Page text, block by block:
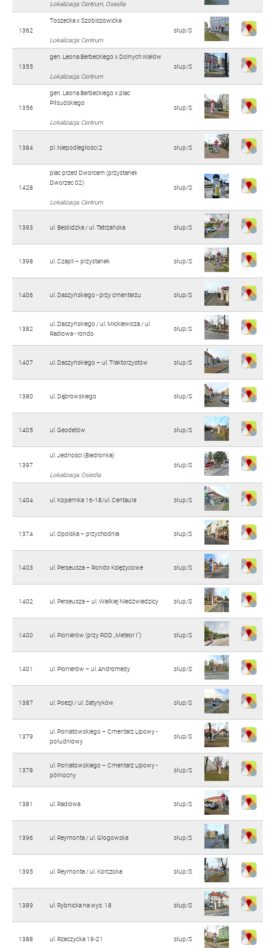
Lokalizacja: Centrum, Osiedla
1362
Toszecka x Szobiszowicka
Lokalizacja: Centrum
słup/S
1355
gen. Leona Berbeckiego x Dolnych Wałów
Lokalizacja: Centrum
słup/S
1356
gen. Leona Berbeckiego x plac
Piłsudskiego
Lokalizacja: Centrum
słup/S
1384 pl. Niepodległości 2 słup/S
1428
plac przed Dworcem (przystanek
Dworzec 02)
Lokalizacja: Centrum
słup/S
1393 ul. Beskidzka / ul. Tatrzańska słup/S
1398 ul. Czapli – przystanek słup/S
1406 ul. Daszyńskiego - przy cmentarzu słup/S
1382
ul. Daszyńskiego / ul. Mickiewicza / ul.
Radiowa - rondo
słup/S
1407 ul. Daszyńskiego – ul. Traktorzystów słup/S
1380 ul. Dąbrowskiego słup/S
1405 ul. Geodetów słup/S
1397
ul. Jedności (Biedronka)
Lokalizacja: Osiedla
słup/S
1404 ul. Kopernika 16-18/ul. Centaura słup/S
1374 ul. Opolska – przychodnia słup/S
1403 ul. Perseusza – Rondo Księżycowe słup/S
1402 ul. Perseusza – ul. Wielkiej Niedźwiedzicy słup/S
1400 ul. Pionierów (przy ROD „Meteor I”) słup/S
1401 ul. Pionierów – ul. Andromedy słup/S
1387 ul. Poezji / ul. Satyryków słup/S
1379
ul. Poniatowskiego – Cmentarz Lipowy -
południowy
słup/S
1378
ul. Poniatowskiego – Cmentarz Lipowy -
północny
słup/S
1381 ul. Radiowa słup/S
1396 ul. Reymonta / ul. Głogowska słup/S
1395 ul. Reymonta / ul. Korczoka słup/S
1389 ul. Rybnicka na wys. 18 słup/S
1388 ul. Rzeczycka 19-21 słup/S